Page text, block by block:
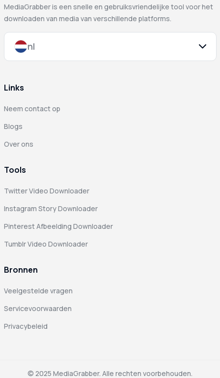
MediaGrabber is een snelle en gebruiksvriendelijke tool voor het
downloaden van media van verschillende platforms.
nl
Links
Neem contact op
Blogs
Over ons
Tools
Twitter Video Downloader
Instagram Story Downloader
Pinterest Afbeelding Downloader
Tumblr Video Downloader
Bronnen
Veelgestelde vragen
Servicevoorwaarden
Privacybeleid
© 2025 MediaGrabber. Alle rechten voorbehouden.